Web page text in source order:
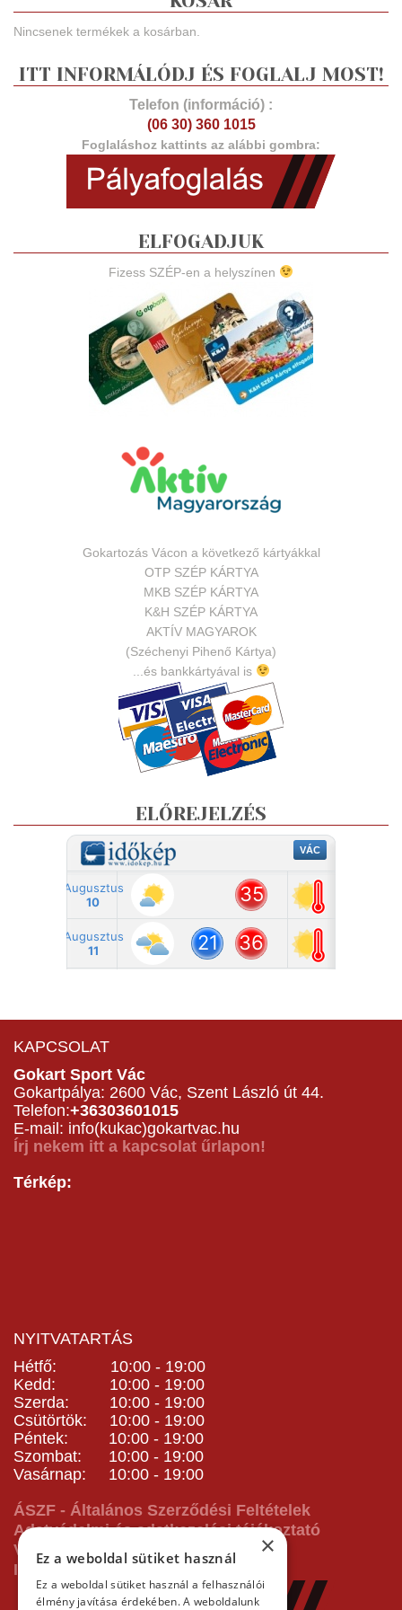
Nincsenek termékek a kosárban.
ITT INFORMÁLÓDJ ÉS FOGLALJ MOST!
Telefon (információ) :
(06 30) 360 1015
Foglaláshoz kattints az alábbi gombra:
ELFOGADJUK
Fizess SZÉP-en a helyszínen
Gokartozás Vácon a következő kártyákkal
OTP SZÉP KÁRTYA
MKB SZÉP KÁRTYA
K&H SZÉP KÁRTYA
AKTÍV MAGYAROK
(Széchenyi Pihenő Kártya)
...és bankkártyával is
ELŐREJELZÉS
KAPCSOLAT
Gokart Sport Vác
Gokartpálya: 2600 Vác, Szent László út 44.
Telefon:+36303601015
E-mail: info(kukac)gokartvac.hu
Írj nekem itt a kapcsolat űrlapon!
Térkép:
NYITVATARTÁS
Hétfő: 10:00 - 19:00
Kedd: 10:00 - 19:00
Szerda: 10:00 - 19:00
Csütörtök: 10:00 - 19:00
Péntek: 10:00 - 19:00
Szombat: 10:00 - 19:00
Vasárnap: 10:00 - 19:00
ÁSZF - Általános Szerződési Feltételek
Adatvédelmi és adatkezelési tájékoztató
Vásárlás előtti tájékoztató
Impresszum
×
Ez a weboldal sütiket használ
Ez a weboldal sütiket használ a felhasználói
élmény javítása érdekében. A weboldalunk